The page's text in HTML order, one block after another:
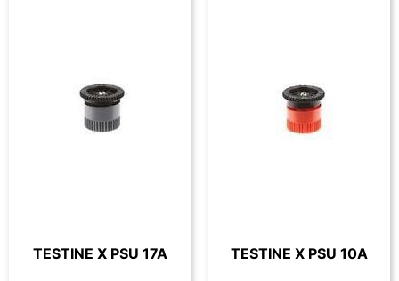
TESTINE X PSU 17A TESTINE X PSU 10A